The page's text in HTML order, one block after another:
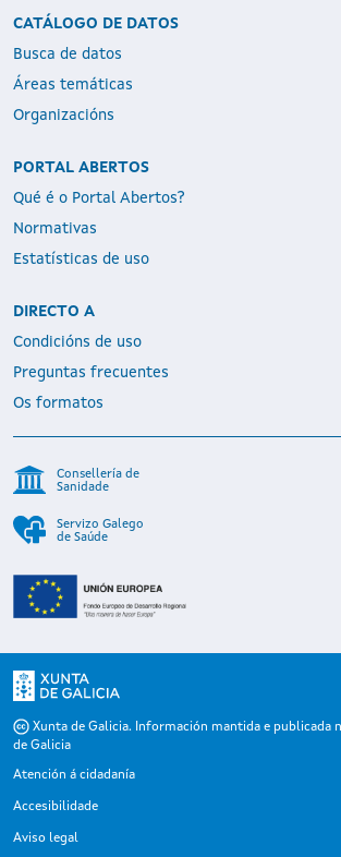
CATÁLOGO DE DATOS
Busca de datos
Áreas temáticas
Organizacións
PORTAL ABERTOS
Qué é o Portal Abertos?
Normativas
Estatísticas de uso
DIRECTO A
Condicións de uso
Preguntas frecuentes
Os formatos
Consellería de
Sanidade
Servizo Galego
de Saúde
Xunta de Galicia. Información mantida e publicada
de Galicia
Atención á cidadanía
Accesibilidade
Aviso legal